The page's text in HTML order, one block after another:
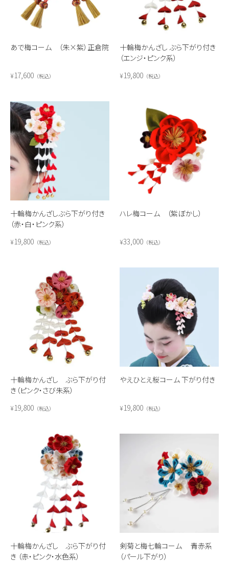
あで梅コーム （朱×紫）正倉院
¥17,600 税込
十輪梅かんざし ぶら下がり付き
（エンジ・ピンク系）
¥19,800 税込
十輪梅かんざしぶら下がり付き
（赤・白・ピンク系）
¥19,800 税込
ハレ梅コーム （紫ぼかし）
¥33,000 税込
十輪梅かんざし ぶら下がり付
き（ピンク・さび朱系）
¥19,800 税込
やえひとえ桜コーム 下がり付き
¥19,800 税込
十輪梅かんざし ぶら下がり付
き （赤・ピンク・水色系）
剣菊と梅七輪コーム 青赤系
（パール下がり）